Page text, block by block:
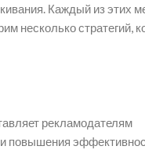
Каждый из этих
несколько стратегий,
рекламодателям
повышения